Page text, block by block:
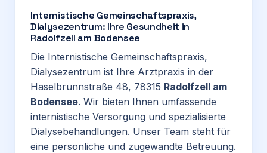
Internistische Gemeinschaftspraxis,
Dialysezentrum: Ihre Gesundheit in
Radolfzell am Bodensee
Die Internistische Gemeinschaftspraxis,
Dialysezentrum ist Ihre Arztpraxis in der
Haselbrunnstraße 48, 78315 Radolfzell am
Bodensee. Wir bieten Ihnen umfassende
internistische Versorgung und spezialisierte
Dialysebehandlungen. Unser Team steht für
eine persönliche und zugewandte Betreuung.